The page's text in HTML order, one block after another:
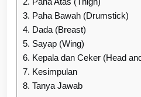
3. Paha Bawah (Drumstick)
4. Dada (Breast)
5. Sayap (Wing)
6. Kepala dan Ceker (Head
7. Kesimpulan
8. Tanya Jawab